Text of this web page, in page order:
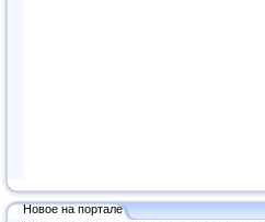
Новое на портале